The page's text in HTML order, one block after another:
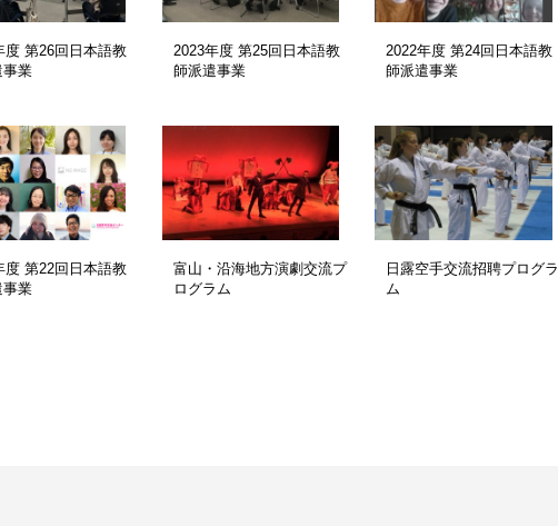
度 第26回日本語教
事業
2023年度 第25回日本語教
師派遣事業
2022年度 第24回日本語教
師派遣事業
度 第22回日本語教
事業
富山・沿海地方演劇交流プ
ログラム
日露空手交流招聘プログラ
ム